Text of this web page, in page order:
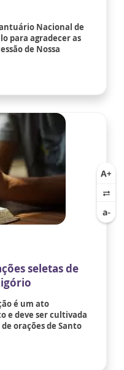
Nacional de
para agradecer as
de Nossa
seletas de
é um ato
e deve ser cultivada
orações de Santo